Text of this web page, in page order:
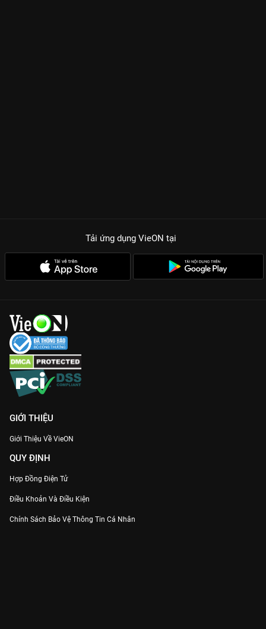
Tải ứng dụng VieON tại
GIỚI THIỆU
Giới Thiệu Về VieON
QUY ĐỊNH
Hợp Đồng Điện Tử
Điều Khoản Và Điều Kiện
Chính Sách Bảo Vệ Thông Tin Cá Nhân